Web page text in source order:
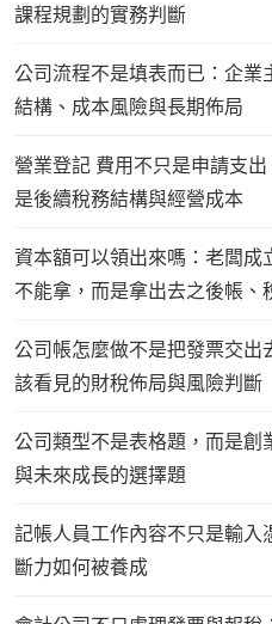
課程規劃的實務判斷
公司流程不是填表而已：企
結構、成本風險與長期佈局
營業登記 費用不只是申請支
是後續稅務結構與經營成本
資本額可以領出來嗎：老闆
不能拿，而是拿出去之後帳
公司帳怎麼做不是把發票交
該看見的財稅佈局與風險判斷
公司類型不是表格題，而是
與未來成長的選擇題
記帳人員工作內容不只是輸
斷力如何被養成